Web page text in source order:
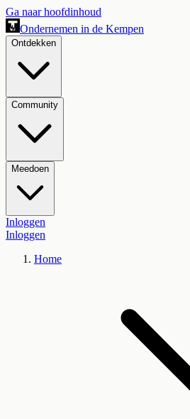
Ga naar hoofdinhoud
Ondernemen in de Kempen
Ontdekken
Community
Meedoen
Inloggen
Inloggen
Home